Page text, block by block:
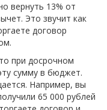
вернуть 13% от
Это звучит как
договор
при досрочном
сумму в бюджет.
Например, вы
65 000 рублей